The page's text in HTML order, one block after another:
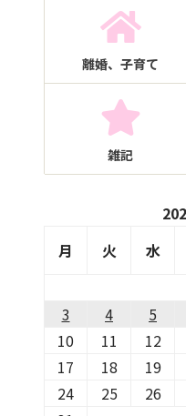
離婚、子育て
雑記
月
火 水
3
4 5
10
11 12
17
18 19
24
25 26